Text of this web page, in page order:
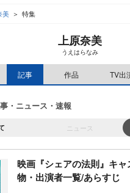
美 特集
上原奈美
うえはらなみ
記事 作品 TV出
・ニュース・速報
ニュース
映画『シェアの法則』キャ
物・出演者一覧/あらすじ